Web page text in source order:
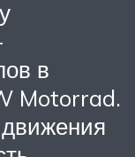
в
Motorrad.